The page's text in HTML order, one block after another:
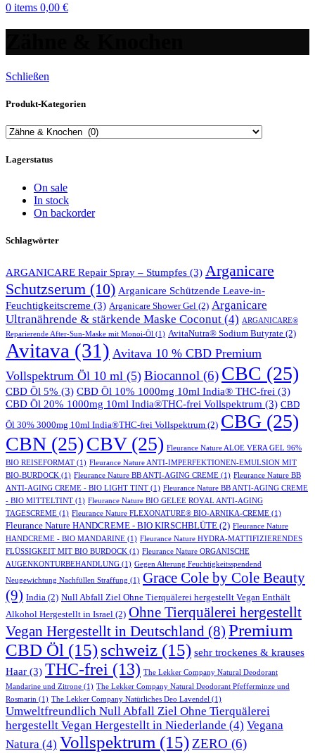
0 items 0,00 €
Schließen
Produkt-Kategorien
Lagerstatus
On sale
In stock
On backorder
Schlagwörter
ARGANICARE Repair Spray – Stumpfes (3) Arganicare
Schutzserum (10) Arganicare Schützende Leave-in-
Feuchtigkeitscreme (3) Arganicare Shower Gel (2) Arganicare
Ultranährende & stärkende Maske Coconut (4) ARGANICARE®
Reparierende After-Sun-Maske mit Monoi-Öl (1) AvitaNutra® Sodium Butyrate (2)
Avitava (31) Avitava 10 % CBD Premium
Vollspektrum Öl 10 ml (5) Biocannol (6) CBC (25)
CBD Öl 5% (3) CBD Öl 10% 1000mg 10ml India® THC-frei (3)
CBD Öl 20% 1000mg 10ml India®THC-frei Vollspektrum (3) CBD
Öl 30% 3000mg 10ml India®THC-frei Vollspektrum (2) CBG (25)
CBN (25)CBV(25) Fleurance Nature ALOE VERA GEL 96%
BIO REISEFORMAT (1) Fleurance Nature ANTI-IMPERFEKTIONEN-EMULSION MIT
BIO-BURDOCK (1) Fleurance Nature BB ANTI-AGING CREME (1) Fleurance Nature BB
ANTI-AGING CREME - BIO LIGHT TINT (1) Fleurance Nature BB ANTI-AGING CREME
- BIO MITTELTINT (1) Fleurance Nature BIO GELEE ROYAL ANTI-AGING
TAGESCREME (1) Fleurance Nature FLEXONATURE® BIO-ARNIKA-CREME (1)
Fleurance Nature HANDCREME - BIO KIRSCHBLÜTE (2) Fleurance Nature
HANDCREME - BIO MANDARINE (1) Fleurance Nature HYDRA-MATTIFIZIERENDES
FLÜSSIGKEIT MIT BIO BURDOCK (1) Fleurance Nature ORGANISCHE
AUGENKONTURBEHANDLUNG (1) Gegen Alterung Feuchtigkeitsspendend
Neugewichtung Nachfüllen Straffung (1) Grace Cole by Cole Beauty
(9) India (2) Null Abfall Ziel Ohne Tierquälerei hergestellt Vegan Enthält
Alkohol Hergestellt in Israel (2) Ohne Tierquälerei hergestellt
Vegan Hergestellt in Deutschland (8) Premium
CBD Öl (15)schweiz (15) sehr trockenes & krauses
Haar (3) THC-frei (13) The Lekker Company Natural Deodorant
Mandarine und Zitrone (1) The Lekker Company Natural Deodorant Pfefferminze und
Rosmarin (1) The Lekker Company Natürliches Deo Lavendel (1)
Umweltfreundlich Null Abfall Ziel Ohne Tierquälerei
hergestellt Vegan Hergestellt in Niederlande (4) Vegana
Natura (4) Vollspektrum (15) ZERO (6)